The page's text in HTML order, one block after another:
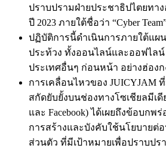
ปราบปรามฝ่ายประชาธิปไตยทา
ปี 2023 ภายใต้ชื่อว่า “Cyber
ปฏิบัติการนี้ดำเนินการภายใต้แผ
ประท้วง ทั้งออนไลน์และออฟไล
ประเทศอื่นๆ ก่อนหน้า อย่างฮ่องก
การเคลื่อนไหวของ JUICYJAM
สกัดยับยั้งบนช่องทางโซเชียลมีเดี
และ Facebook) ได้เผยถึงข้อบก
การสร้างและบังคับใช้นโยบายต่
ส่วนตัว ที่มีเป้าหมายเพื่อปราบป